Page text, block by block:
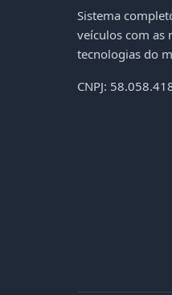
Sistema
veículos com as
tecnologias do
CNPJ: